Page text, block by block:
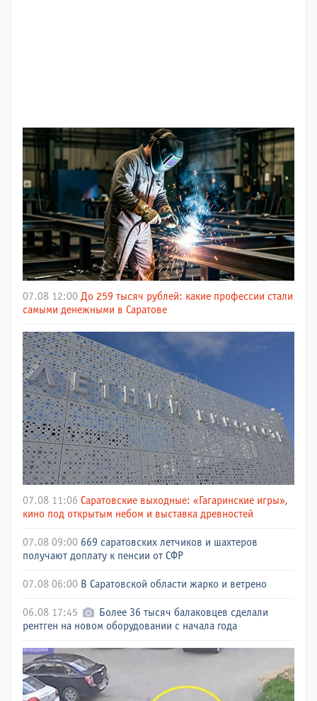
07.08 12:00 До 259 тысяч рублей: какие профессии стали
самыми денежными в Саратове
07.08 11:06 Саратовские выходные: «Гагаринские игры»,
кино под открытым небом и выставка древностей
07.08 09:00 669 саратовских летчиков и шахтеров
получают доплату к пенсии от СФР
07.08 06:00 В Саратовской области жарко и ветрено
06.08 17:45
Более 36 тысяч балаковцев сделали
рентген на новом оборудовании с начала года